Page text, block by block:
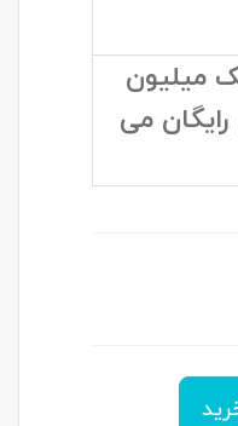
میلیون
رایگان می